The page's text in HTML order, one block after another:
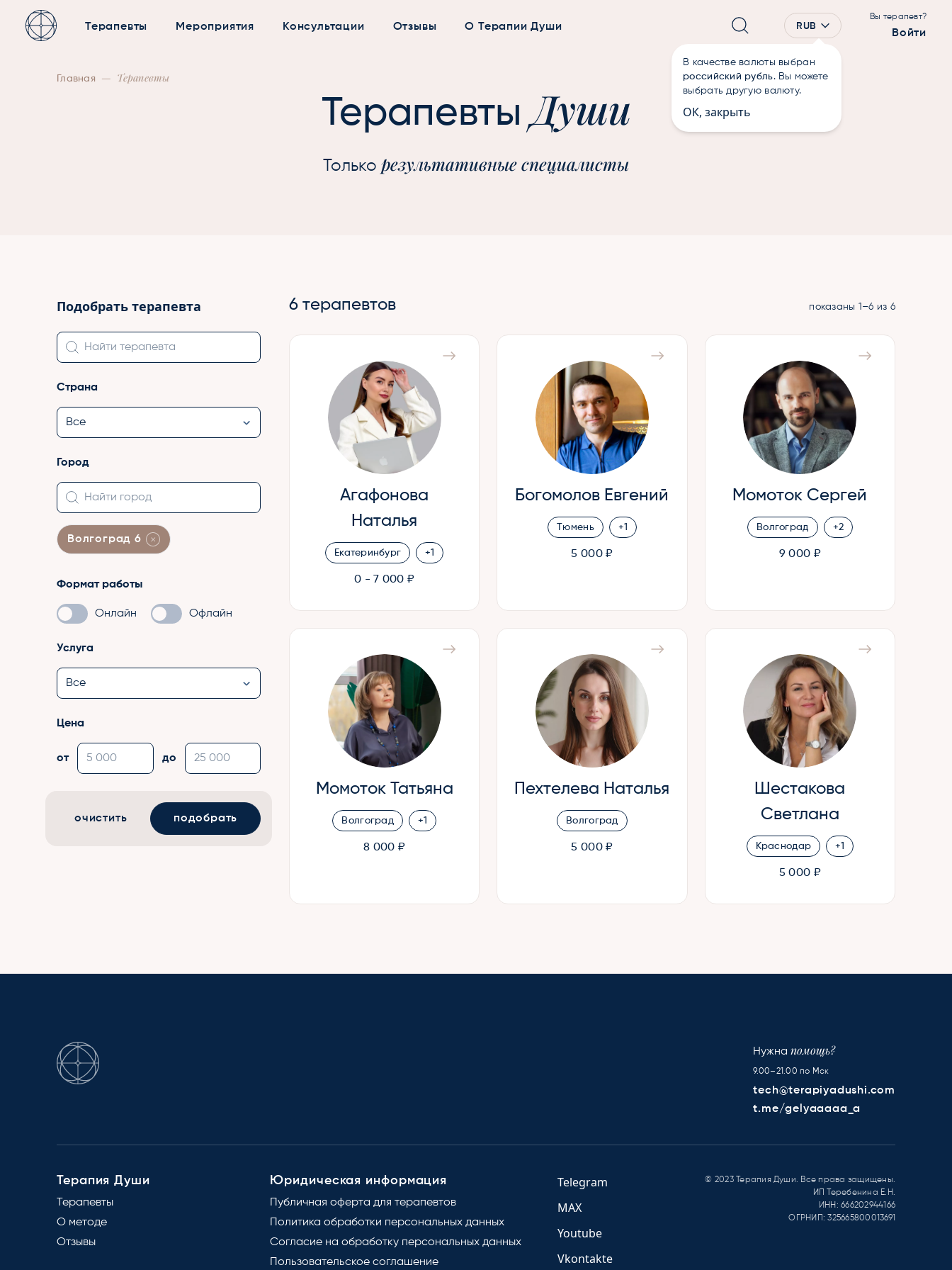
Терапевты Мероприятия Консультации Отзывы О Терапии Души RUB
В качестве валюты выбран
российский рубль. Вы можете
выбрать другую валюту.
ОК, закрыть
Вы терапевт?
Войти
Главная — Терапевты
ТерапевтыДуши
Только результативные специалисты
Подобрать терапевта
Страна
Город
Волгоград 6
Формат работы
Онлайн Офлайн
Услуга
Цена
от до
очистить подобрать
6 терапевтов показаны 1–6 из 6
Агафонова
Наталья
Екатеринбург +1
0 - 7 000 ₽
Богомолов Евгений
Тюмень +1
5 000 ₽
Момоток Сергей
Волгоград +2
9 000 ₽
Момоток Татьяна
Волгоград +1
8 000 ₽
Пехтелева Наталья
Волгоград
5 000 ₽
Шестакова
Светлана
Краснодар +1
5 000 ₽
Нужна помощь?
9.00–21.00 по Мск
tech@terapiyadushi.com
t.me/gelyaaaaa_a
Терапия Души
Терапевты
О методе
Отзывы
Юридическая информация
Публичная оферта для терапевтов
Политика обработки персональных данных
Согласие на обработку персональных данных
Пользовательское соглашение
Telegram
MAX
Youtube
Vkontakte
© 2023 Терапия Души. Все права защищены.
ИП Теребенина Е.Н.
ИНН: 666202944166
ОГРНИП: 325665800013691